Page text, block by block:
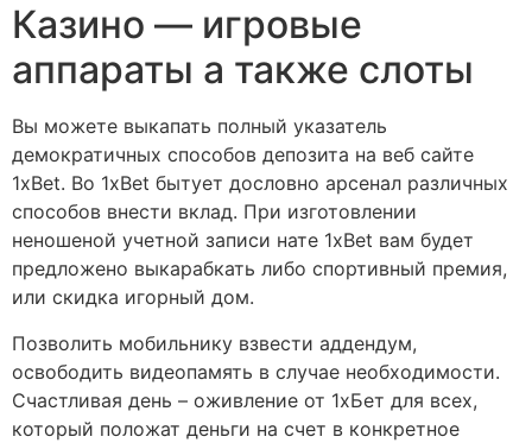
Казино — игровые
аппараты а также слоты
Вы можете выкапать полный указатель
демократичных способов депозита на веб сайте
1xBet. Во 1xBet бытует дословно арсенал различных
способов внести вклад. При изготовлении
неношеной учетной записи нате 1xBet вам будет
предложено выкарабкать либо спортивный премия,
или скидка игорный дом.
Позволить мобильнику взвести аддендум,
освободить видеопамять в случае необходимости.
Счастливая день – оживление от 1xБет для всех,
который положат деньги на счет в конкретное